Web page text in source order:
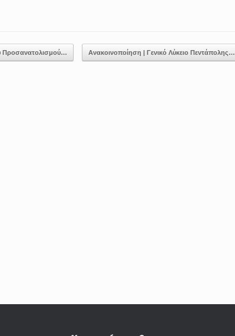
Προσανατολισμού… Ανακοινοποίηση | Γενικό Λύκειο Πεντάπολης…